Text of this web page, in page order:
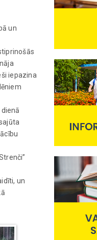
un
iepazina
un